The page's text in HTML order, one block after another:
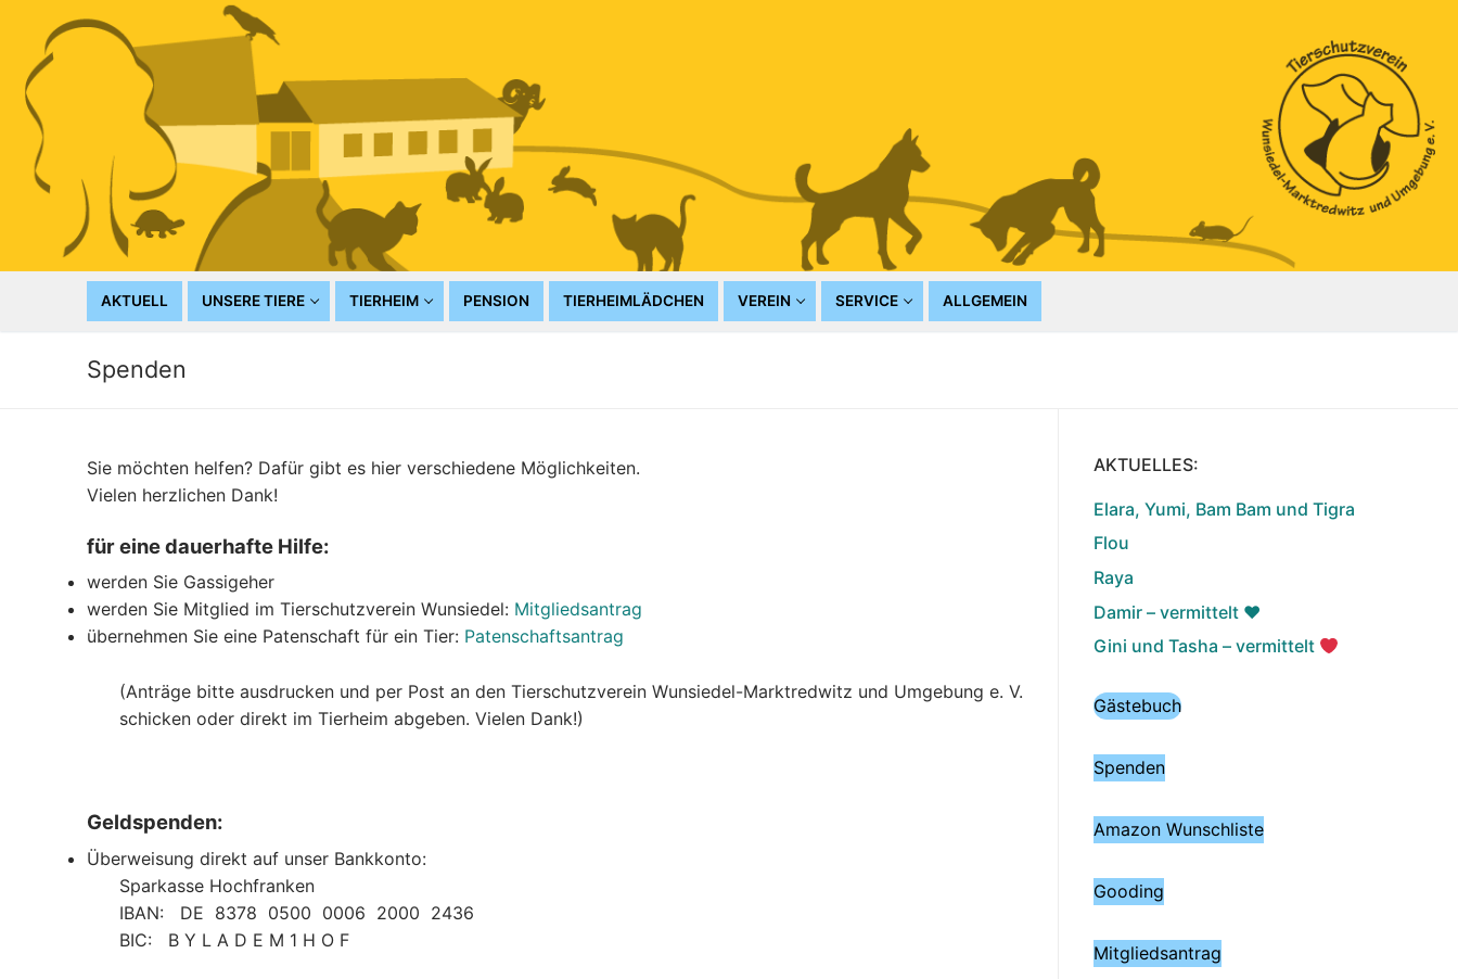
springen
AKTUELL UNSERE TIERE TIERHEIM PENSION TIERHEIMLÄDCHEN VEREIN SERVICE ALLGEMEIN
Spenden
Sie möchten helfen? Dafür gibt es hier verschiedene Möglichkeiten.
Vielen herzlichen Dank!
für eine dauerhafte Hilfe:
werden Sie Gassigeher
werden Sie Mitglied im Tierschutzverein Wunsiedel: Mitgliedsantrag
übernehmen Sie eine Patenschaft für ein Tier: Patenschaftsantrag
(Anträge bitte ausdrucken und per Post an den Tierschutzverein Wunsiedel-Marktredwitz und Umgebung e. V.
schicken oder direkt im Tierheim abgeben. Vielen Dank!)
Geldspenden:
Überweisung direkt auf unser Bankkonto:
Sparkasse Hochfranken
IBAN: DE 8378 0500 0006 2000 2436
BIC: B Y L A D E M 1 H O F
AKTUELLES:
Elara, Yumi, Bam Bam und Tigra
Flou
Raya
Damir – vermittelt ♥️
Gini und Tasha – vermittelt
Gästebuch
Spenden
Amazon Wunschliste
Gooding
Mitgliedsantrag